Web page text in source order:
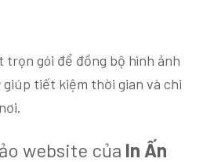
trọn gói để đồng bộ hình ảnh
tiết kiệm thời gian và chi
website của In Ấn